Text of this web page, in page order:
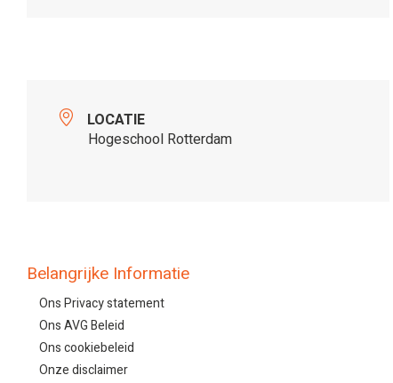
LOCATIE
Hogeschool Rotterdam
Belangrijke Informatie
Ons Privacy statement
Ons AVG Beleid
Ons cookiebeleid
Onze disclaimer